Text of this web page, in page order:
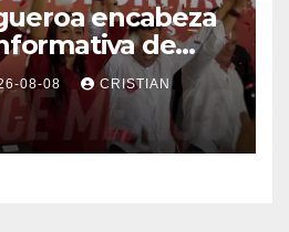
encabeza
de
y deja
de mujeres”
08-08 CRISTIAN